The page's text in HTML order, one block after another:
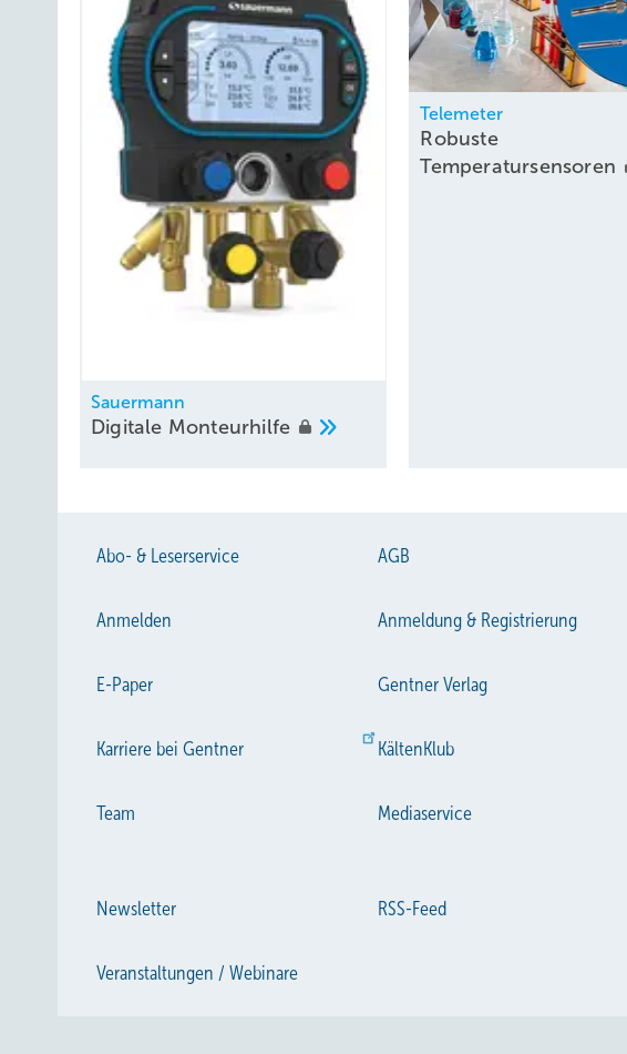
Sauermann
Digitale Monteurhilfe
Telemeter
Robuste
Temperatursensoren
Abo- & Leserservice AGB
Anmelden Anmeldung & Registrierung
E-Paper Gentner Verlag
Karriere bei Gentner KältenKlub
Team Mediaservice
Newsletter RSS-Feed
Veranstaltungen / Webinare